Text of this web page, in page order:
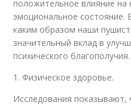
положительное влияние на
эмоциональное состояние.
каким образом наши
значительный вклад в
психического благополучия.
1. Физическое здоровье.
Исследования